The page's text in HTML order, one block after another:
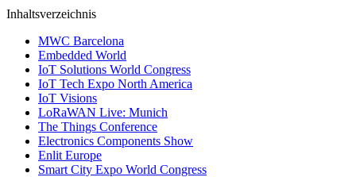
Inhaltsverzeichnis
MWC Barcelona
Embedded World
IoT Solutions World Congress
IoT Tech Expo North America
IoT Visions
LoRaWAN Live: Munich
The Things Conference
Electronics Components Show
Enlit Europe
Smart City Expo World Congress